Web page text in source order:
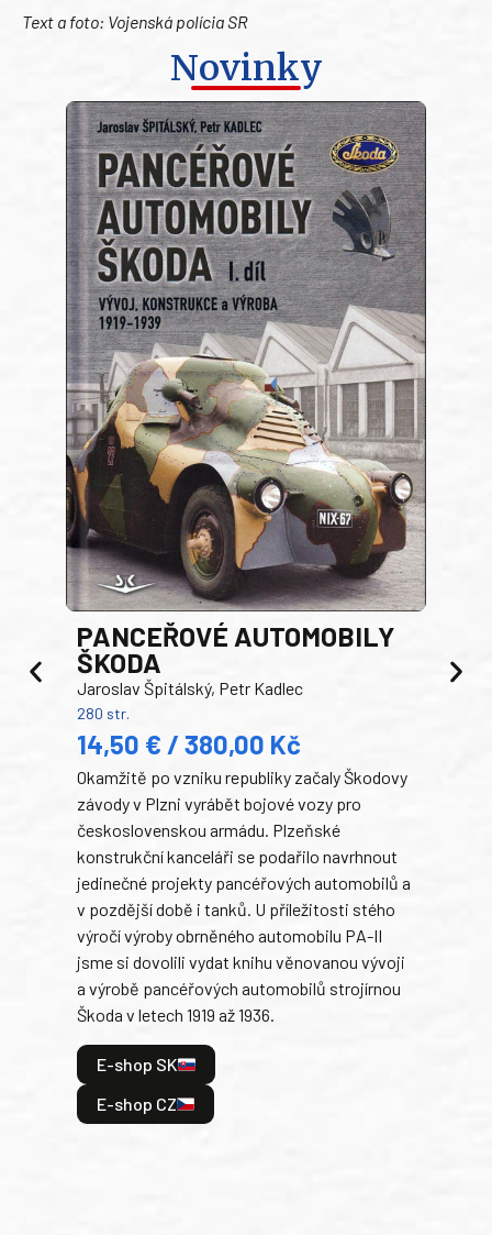
Text a foto: Vojenská polícia SR
Novinky
PANCEŘOVÉ AUTOMOBILY
ŠKODA
Jaroslav Špitálský, Petr Kadlec
280 str.
14,50 € / 380,00 Kč
Okamžitě po vzniku republiky začaly Škodovy
závody v Plzni vyrábět bojové vozy pro
československou armádu. Plzeňské
konstrukční kanceláři se podařilo navrhnout
jedinečné projekty pancéřových automobilů a
v pozdější době i tanků. U příležitosti stého
výročí výroby obrněného automobilu PA-II
jsme si dovolili vydat knihu věnovanou vývoji
a výrobě pancéřových automobilů strojírnou
Škoda v letech 1919 až 1936.
E-shop SK
E-shop CZ